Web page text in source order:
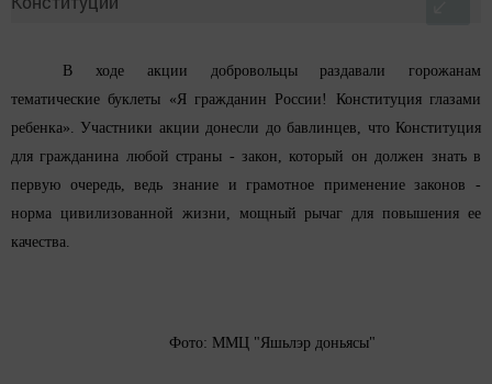
В ходе акции добровольцы раздавали горожанам
тематические буклеты «Я гражданин России! Конституция глазами
ребенка». Участники акции донесли до бавлинцев, что Конституция
для гражданина любой страны - закон, который он должен знать в
первую очередь, ведь знание и грамотное применение законов -
норма цивилизованной жизни, мощный рычаг для повышения ее
качества.
Фото: ММЦ "Яшьлэр доньясы"